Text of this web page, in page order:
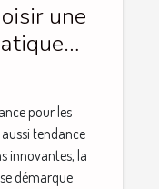
une
pour les
tendance
innovantes, la
démarque